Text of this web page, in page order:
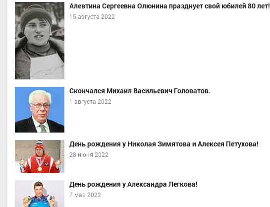
Алевтина Сергеевна Олюнина празднует свой юбилей 80 лет!
15 августа 2022
Скончался Михаил Васильевич Головатов.
1 августа 2022
День рождения у Николая Зимятова и Алексея Петухова!
28 июня 2022
День рождения у Александра Легкова!
7 мая 2022